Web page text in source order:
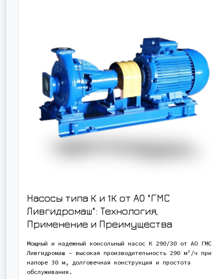
Насосы типа К и 1К от АО "ГМС
Ливгидромаш": Технология,
Применение и Преимущества
Мощный и надежный консольный насос К 290/30 от АО ГМС
Ливгидромаш - высокая производительность 290 м³/ч при
напоре 30 м, долговечная конструкция и простота
обслуживания.